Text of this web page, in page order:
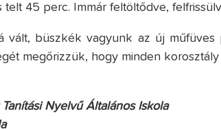
telt 45 perc. Immár feltöltődve,
vált, büszkék vagyunk az új
megőrizzük, hogy minden
Nyelvű Általános Iskola